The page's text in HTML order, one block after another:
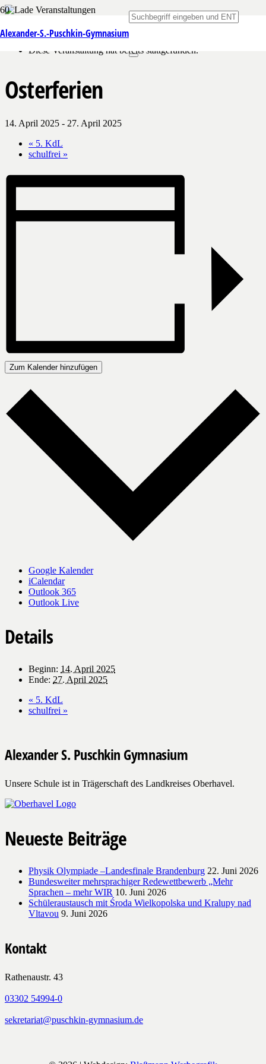
Alexander-S.-Puschkin-Gymnasium
« Alle Veranstaltungen
Diese Veranstaltung hat bereits stattgefunden.
Osterferien
14. April 2025 - 27. April 2025
« 5. KdL
schulfrei »
Zum Kalender hinzufügen
Google Kalender
iCalendar
Outlook 365
Outlook Live
Details
Beginn: 14. April 2025
Ende: 27. April 2025
« 5. KdL
schulfrei »
Alexander S. Puschkin Gymnasium
Unsere Schule ist in Trägerschaft des Landkreises Oberhavel.
Neueste Beiträge
Physik Olympiade –Landesfinale Brandenburg 22. Juni 2026
Bundesweiter mehrsprachiger Redewettbewerb „Mehr
Sprachen – mehr WIR 10. Juni 2026
Schüleraustausch mit Środa Wielkopolska und Kralupy nad
Vltavou 9. Juni 2026
Kontakt
Rathenaustr. 43
03302 54994-0
sekretariat@puschkin-gymnasium.de